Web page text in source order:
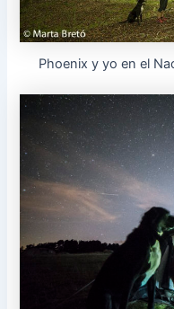
Phoenix y yo en el